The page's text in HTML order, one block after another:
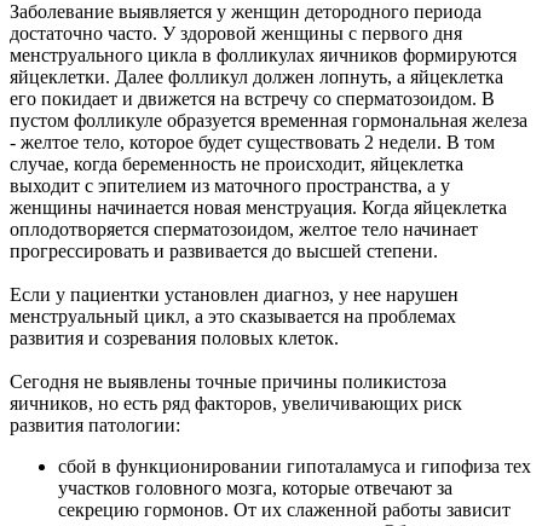
Заболевание выявляется у женщин детородного периода
достаточно часто. У здоровой женщины с первого дня
менструального цикла в фолликулах яичников формируются
яйцеклетки. Далее фолликул должен лопнуть, а яйцеклетка
его покидает и движется на встречу со сперматозоидом. В
пустом фолликуле образуется временная гормональная железа
- желтое тело, которое будет существовать 2 недели. В том
случае, когда беременность не происходит, яйцеклетка
выходит с эпителием из маточного пространства, а у
женщины начинается новая менструация. Когда яйцеклетка
оплодотворяется сперматозоидом, желтое тело начинает
прогрессировать и развивается до высшей степени.
Если у пациентки установлен диагноз, у нее нарушен
менструальный цикл, а это сказывается на проблемах
развития и созревания половых клеток.
Сегодня не выявлены точные причины поликистоза
яичников, но есть ряд факторов, увеличивающих риск
развития патологии:
сбой в функционировании гипоталамуса и гипофиза тех
участков головного мозга, которые отвечают за
секрецию гормонов. От их слаженной работы зависит